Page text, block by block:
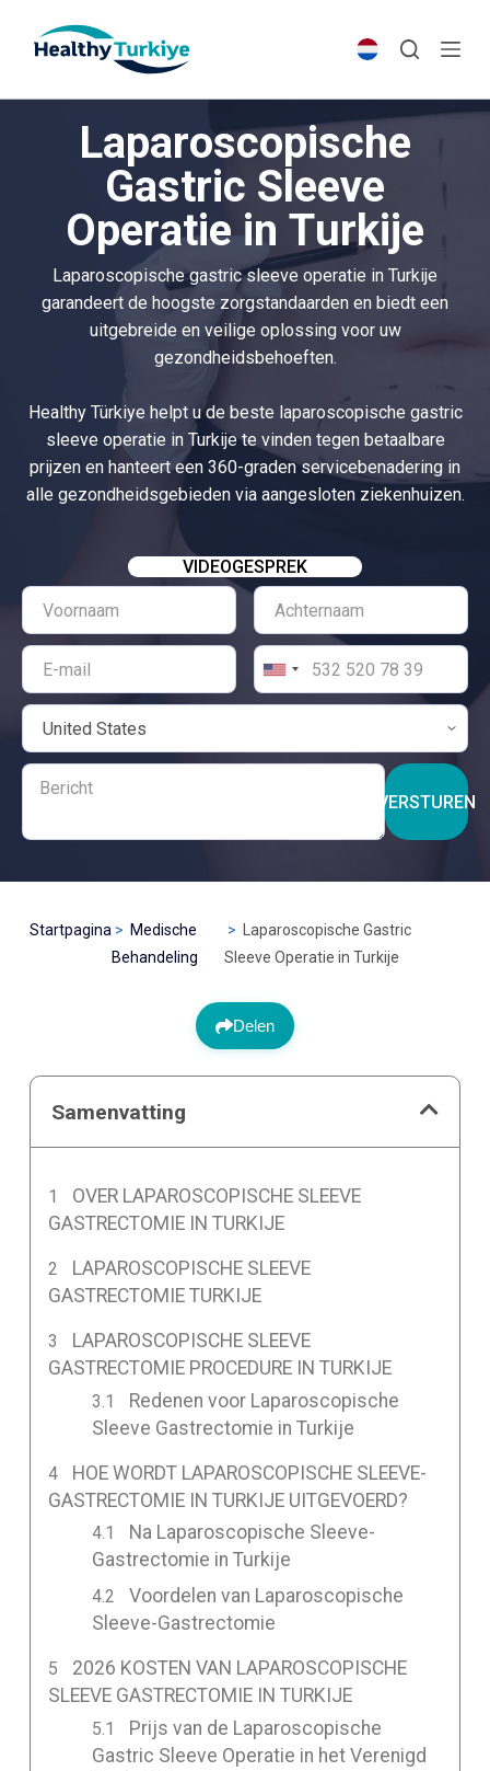
p
Laparoscopische
Gastric Sleeve
Operatie in Turkije
Laparoscopische gastric sleeve operatie in Turkije
garandeert de hoogste zorgstandaarden en biedt een
uitgebreide en veilige oplossing voor uw
gezondheidsbehoeften.
Healthy Türkiye helpt u de beste laparoscopische gastric
sleeve operatie in Turkije te vinden tegen betaalbare
prijzen en hanteert een 360-graden servicebenadering in
alle gezondheidsgebieden via aangesloten ziekenhuizen.
VIDEOGESPREK
VERSTUREN
Startpagina
Medische
Behandeling
Laparoscopische Gastric
Sleeve Operatie in Turkije
Delen
Samenvatting
OVER LAPAROSCOPISCHE SLEEVE
GASTRECTOMIE IN TURKIJE
LAPAROSCOPISCHE SLEEVE
GASTRECTOMIE TURKIJE
LAPAROSCOPISCHE SLEEVE
GASTRECTOMIE PROCEDURE IN TURKIJE
Redenen voor Laparoscopische
Sleeve Gastrectomie in Turkije
HOE WORDT LAPAROSCOPISCHE SLEEVE-
GASTRECTOMIE IN TURKIJE UITGEVOERD?
Na Laparoscopische Sleeve-
Gastrectomie in Turkije
Voordelen van Laparoscopische
Sleeve-Gastrectomie
2026 KOSTEN VAN LAPAROSCOPISCHE
SLEEVE GASTRECTOMIE IN TURKIJE
Prijs van de Laparoscopische
Gastric Sleeve Operatie in het Verenigd